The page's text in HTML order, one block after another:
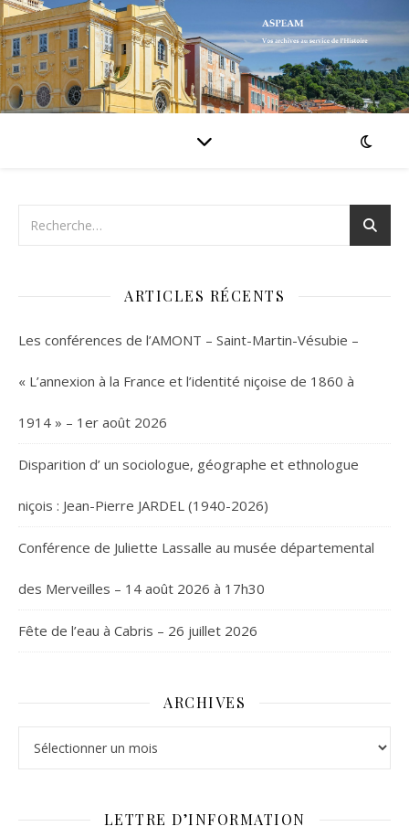
ARTICLES RÉCENTS
Les conférences de l’AMONT – Saint-Martin-Vésubie –
« L’annexion à la France et l’identité niçoise de 1860 à
1914 » – 1er août 2026
Disparition d’ un sociologue, géographe et ethnologue
niçois : Jean-Pierre JARDEL (1940-2026)
Conférence de Juliette Lassalle au musée départemental
des Merveilles – 14 août 2026 à 17h30
Fête de l’eau à Cabris – 26 juillet 2026
ARCHIVES
LETTRE D’INFORMATION